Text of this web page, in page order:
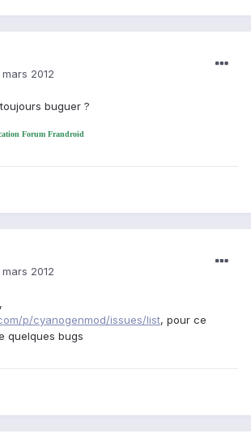
mars 2012
buguer ?
Forum Frandroid
mars 2012
p/cyanogenmod/issues/list, pour ce
quelques bugs